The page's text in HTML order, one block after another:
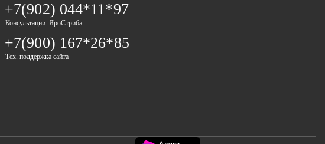
+7(902) 044*11*97
Консультации: ЯроСтриба
+7(900) 167*26*85
Тех. поддержка сайта